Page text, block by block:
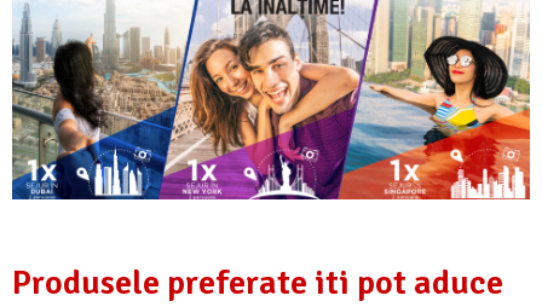
Produsele preferate iti pot aduce